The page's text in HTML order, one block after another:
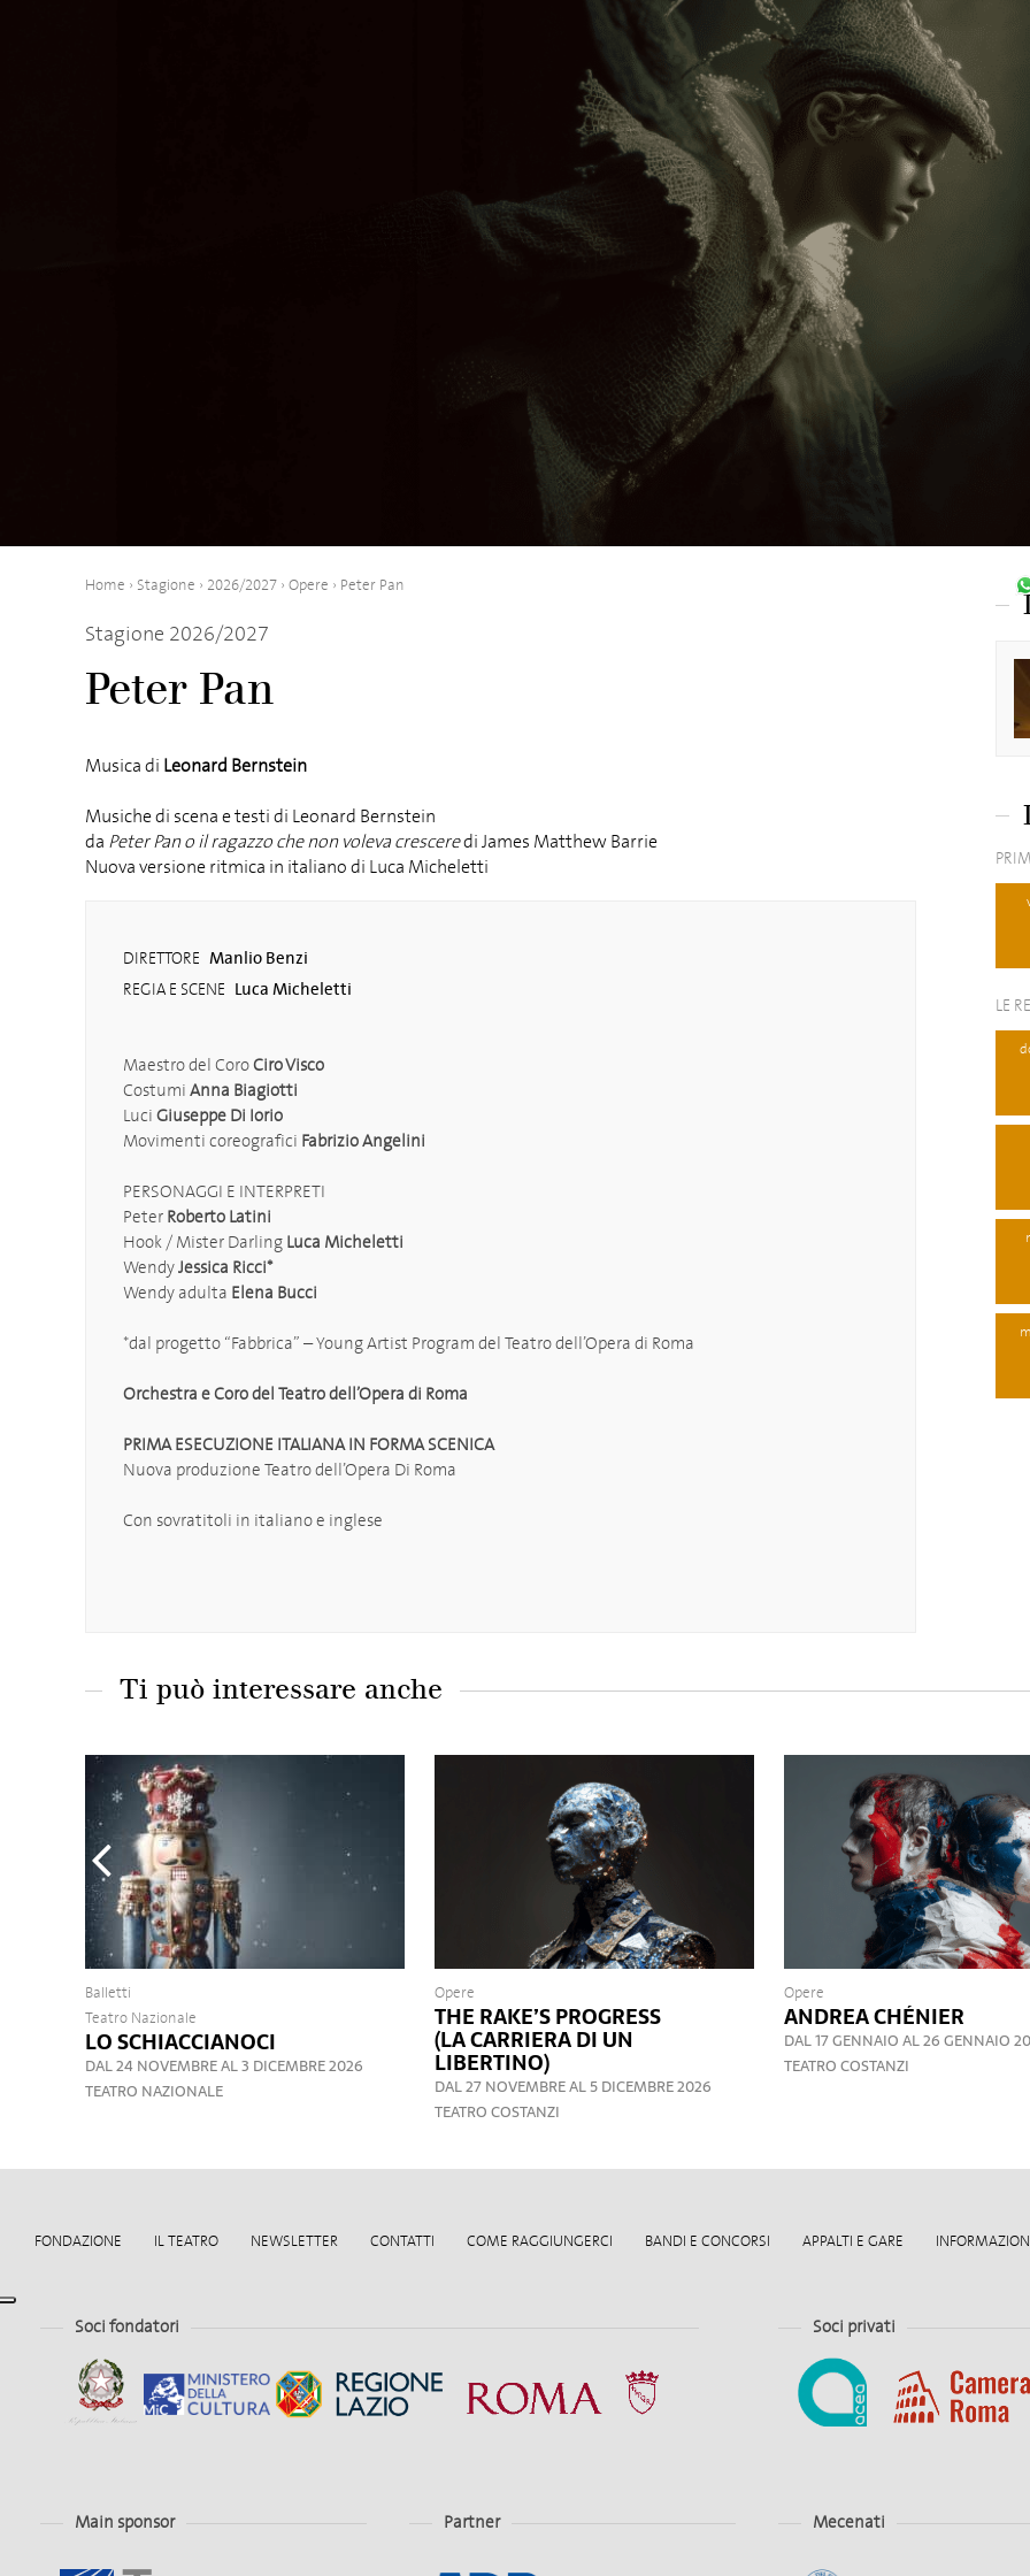
Home › Stagione › 2026/2027 › Opere › Peter Pan
Stagione 2026/2027
Peter Pan
Musica di Leonard Bernstein
Musiche di scena e testi di Leonard Bernstein
da Peter Pan o il ragazzo che non voleva cresceredi James Matthew Barrie
Nuova versione ritmica in italiano di Luca Micheletti
DIRETTORE Manlio Benzi
REGIA E SCENE Luca Micheletti
Maestro del CoroCiro Visco
Costumi Anna Biagiotti
Luci Giuseppe Di Iorio
Movimenti coreografici Fabrizio Angelini
PERSONAGGI E INTERPRETI
Peter Roberto Latini
Hook / Mister Darling Luca Micheletti
WendyJessica Ricci*
Wendy adulta Elena Bucci
*dal progetto “Fabbrica” – Young Artist Program del Teatro dell’Opera di Roma
Orchestra e Coro del Teatro dell’Opera di Roma
PRIMA ESECUZIONE ITALIANA IN FORMA SCENICA
Nuova produzione Teatro dell’Opera Di Roma
Con sovratitoli in italiano e inglese
LE
Ti può interessare anche
Balletti
Teatro Nazionale
LO SCHIACCIANOCI
DAL 24 NOVEMBRE AL 3 DICEMBRE 2026
TEATRO NAZIONALE
Opere
THE RAKE’S PROGRESS
(LA CARRIERA DI UN
LIBERTINO)
DAL 27 NOVEMBRE AL 5 DICEMBRE 2026
TEATRO COSTANZI
Opere
ANDREA CHÉNIER
DAL 17 GENNAIO AL 26 GENNAIO
TEATRO COSTANZI
FONDAZIONE IL TEATRO NEWSLETTER CONTATTI COME RAGGIUNGERCI BANDI E CONCORSI APPALTI E GARE
Soci fondatori Soci privati
Main sponsor Partner Mecenati